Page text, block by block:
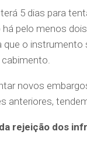
5 dias para
pelo menos
que o
novos
anteriores,
rejeição dos